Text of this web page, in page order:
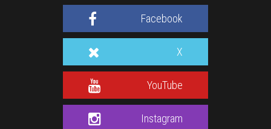
Facebook
X
YouTube
Instagram